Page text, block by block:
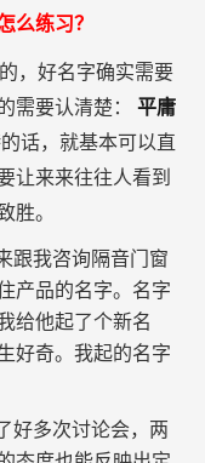
么练习？
，好名字确实需要
需要认清楚： 平庸
话，就基本可以直
让来来往往人看到
胜。
跟我咨询隔音门窗
产品的名字。名字
给他起了个新名
好奇。我起的名字
好多次讨论会，两